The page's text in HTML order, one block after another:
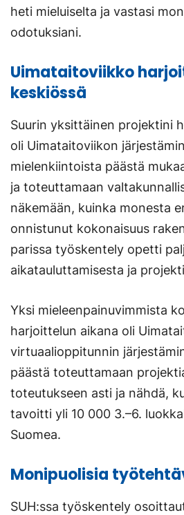
heti mieluiselta ja vastasi
odotuksiani.
Uimataitoviikko
keskiössä
Suurin yksittäinen projektini
oli Uimataitoviikon
mielenkiintoista päästä
ja toteuttamaan
näkemään, kuinka monesta
onnistunut kokonaisuus
parissa työskentely opetti
aikatauluttamisesta ja
Yksi mieleenpainuvimmista
harjoittelun aikana oli
virtuaalioppitunnin
päästä toteuttamaan
toteutukseen asti ja nähdä,
tavoitti yli 10 000 3.–6.
Suomea.
Monipuolisia
SUH:ssa työskentely